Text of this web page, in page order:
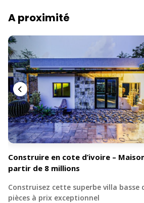
A proximité
Construire en cote d’ivoire –
partir de 8 millions
Construisez cette superbe villa basse
pièces à prix exceptionnel